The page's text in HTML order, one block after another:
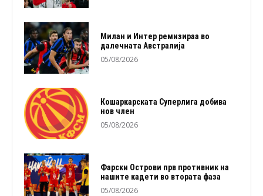
Милан и Интер ремизираа во
далечната Австралија
05/08/2026
Кошаркарската Суперлига добива
нов член
05/08/2026
Фарски Острови прв противник на
нашите кадети во втората фаза
05/08/2026